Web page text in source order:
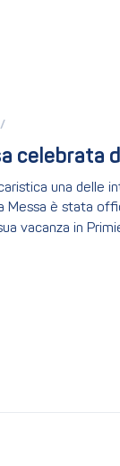
/
celebrata
una delle
Messa è stata
vacanza in